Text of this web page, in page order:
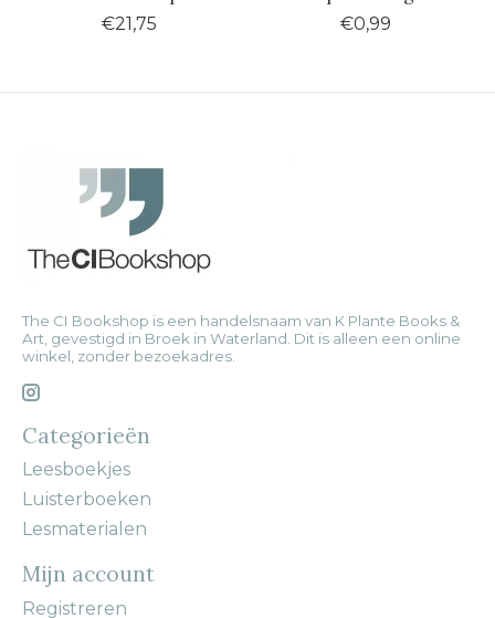
€21,75 €0,99
The CI Bookshop is een handelsnaam van K Plante Books &
Art, gevestigd in Broek in Waterland. Dit is alleen een online
winkel, zonder bezoekadres.
Categorieën
Leesboekjes
Luisterboeken
Lesmaterialen
Mijn account
Registreren